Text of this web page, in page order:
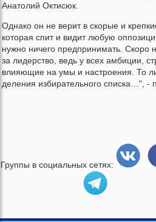
Анатолий Октисюк.
Однако он не верит в скорые и
которая спит и видит любую
нужно ничего предпринимать. Скоро
за лидерство, ведь у всех амбиции,
влияющие на умы и настроения. То
деления избирательного списка…", -
Группы в социальных сетях: